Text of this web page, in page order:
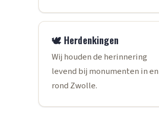
🕊️ Herdenkingen
Wij houden de herinnering
levend bij monumenten in en
rond Zwolle.